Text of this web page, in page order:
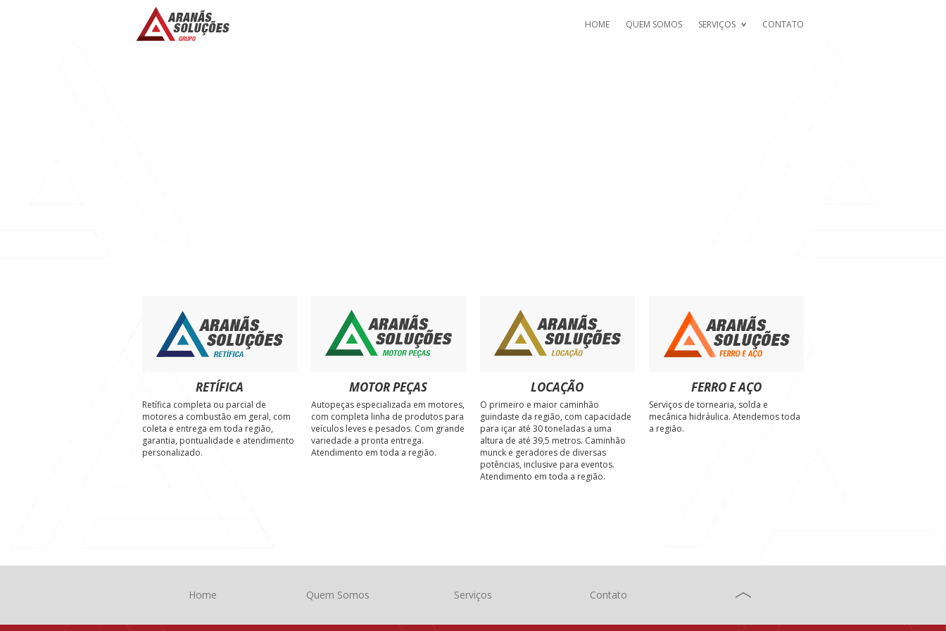
HOME QUEM SOMOS SERVIÇOS CONTATO
RETÍFICA
Retífica completa ou parcial de
motores a combustão em geral, com
coleta e entrega em toda região,
garantia, pontualidade e atendimento
personalizado.
MOTOR PEÇAS
Autopeças especializada em motores,
com completa linha de produtos para
veículos leves e pesados. Com grande
variedade a pronta entrega.
Atendimento em toda a região.
LOCAÇÃO
O primeiro e maior caminhão
guindaste da região, com capacidade
para içar até 30 toneladas a uma
altura de até 39,5 metros. Caminhão
munck e geradores de diversas
potências, inclusive para eventos.
Atendimento em toda a região.
FERRO E AÇO
Serviços de tornearia, solda e
mecânica hidráulica. Atendemos toda
a região.
Home Quem Somos Serviços Contato